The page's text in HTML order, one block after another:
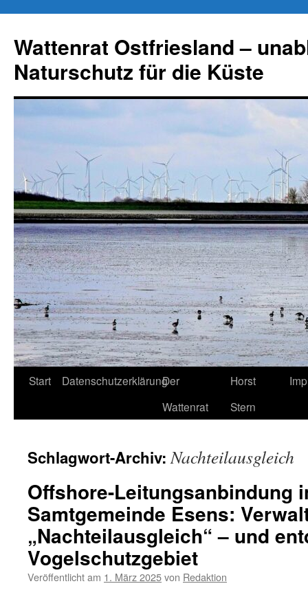
springen
Wattenrat Ostfriesland –
Naturschutz für die Küste
Start DatenschutzerklärungDer
Wattenrat
Horst
Stern
Schlagwort-Archiv:Nachteilausgleich
Offshore-Leitungsanbindung
Samtgemeinde Esens:
„Nachteilausgleich“ – und
Vogelschutzgebiet
Veröffentlicht am 1. März 2025von Redaktion